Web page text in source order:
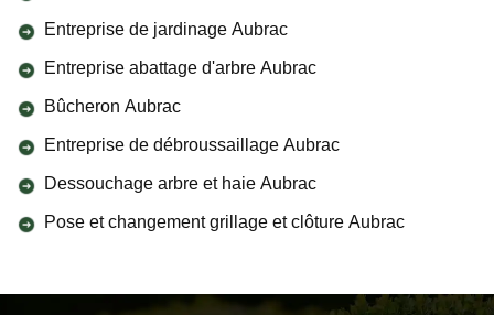
Entreprise de jardinage Aubrac
Entreprise abattage d'arbre Aubrac
Bûcheron Aubrac
Entreprise de débroussaillage Aubrac
Dessouchage arbre et haie Aubrac
Pose et changement grillage et clôture Aubrac